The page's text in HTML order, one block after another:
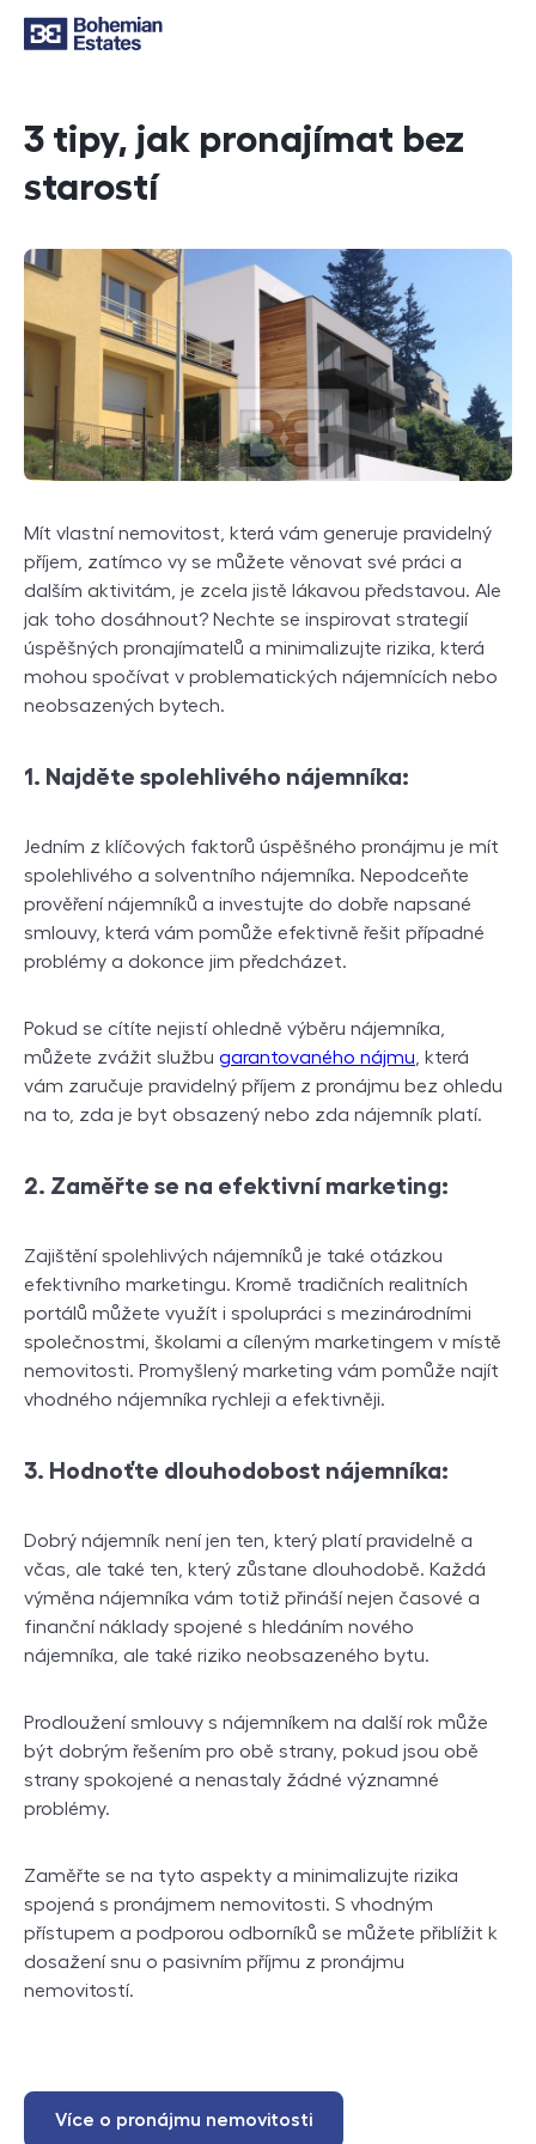
3 tipy, jak pronajímat bez
starostí
Mít vlastní nemovitost, která vám generuje pravidelný
příjem, zatímco vy se můžete věnovat své práci a
dalším aktivitám, je zcela jistě lákavou představou. Ale
jak toho dosáhnout? Nechte se inspirovat strategií
úspěšných pronajímatelů a minimalizujte rizika, která
mohou spočívat v problematických nájemnících nebo
neobsazených bytech.
1. Najděte spolehlivého nájemníka:
Jedním z klíčových faktorů úspěšného pronájmu je mít
spolehlivého a solventního nájemníka. Nepodceňte
prověření nájemníků a investujte do dobře napsané
smlouvy, která vám pomůže efektivně řešit případné
problémy a dokonce jim předcházet.
Pokud se cítíte nejistí ohledně výběru nájemníka,
můžete zvážit službu garantovaného nájmu, která
vám zaručuje pravidelný příjem z pronájmu bez ohledu
na to, zda je byt obsazený nebo zda nájemník platí.
2. Zaměřte se na efektivní marketing:
Zajištění spolehlivých nájemníků je také otázkou
efektivního marketingu. Kromě tradičních realitních
portálů můžete využít i spolupráci s mezinárodními
společnostmi, školami a cíleným marketingem v místě
nemovitosti. Promyšlený marketing vám pomůže najít
vhodného nájemníka rychleji a efektivněji.
3. Hodnoťte dlouhodobost nájemníka:
Dobrý nájemník není jen ten, který platí pravidelně a
včas, ale také ten, který zůstane dlouhodobě. Každá
výměna nájemníka vám totiž přináší nejen časové a
finanční náklady spojené s hledáním nového
nájemníka, ale také riziko neobsazeného bytu.
Prodloužení smlouvy s nájemníkem na další rok může
být dobrým řešením pro obě strany, pokud jsou obě
strany spokojené a nenastaly žádné významné
problémy.
Zaměřte se na tyto aspekty a minimalizujte rizika
spojená s pronájmem nemovitosti. S vhodným
přístupem a podporou odborníků se můžete přiblížit k
dosažení snu o pasivním příjmu z pronájmu
nemovitostí.
Více o pronájmu nemovitosti